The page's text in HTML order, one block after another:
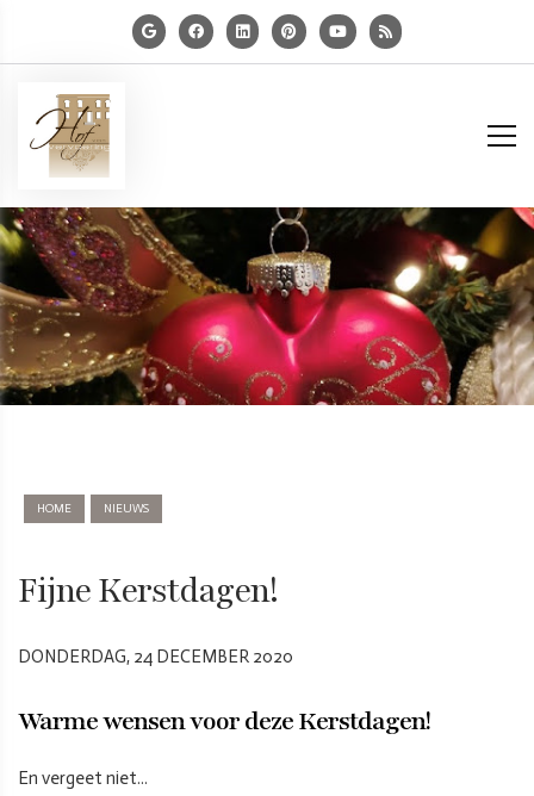
HOME NIEUWS
Fijne Kerstdagen!
DONDERDAG, 24 DECEMBER 2020
Warme wensen voor deze Kerstdagen!
En vergeet niet...